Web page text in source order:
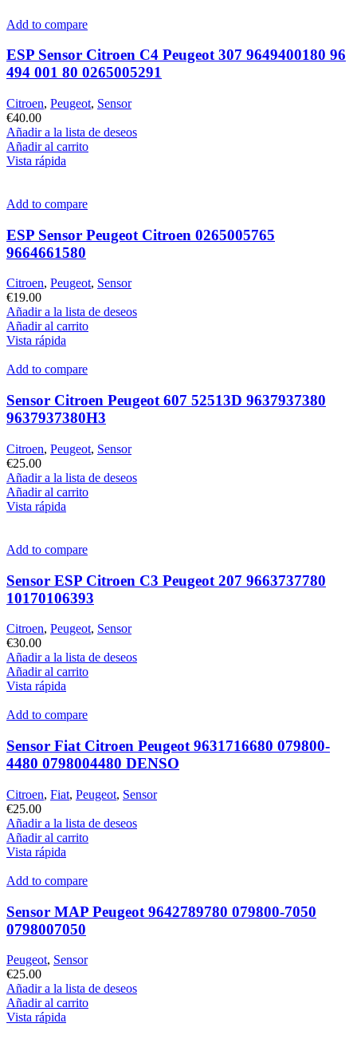
Add to compare
ESP Sensor Citroen C4 Peugeot 307 9649400180 96
494 001 80 0265005291
Citroen, Peugeot, Sensor
€40.00
Añadir a la lista de deseos
Añadir al carrito
Vista rápida
Add to compare
ESP Sensor Peugeot Citroen 0265005765
9664661580
Citroen, Peugeot, Sensor
€19.00
Añadir a la lista de deseos
Añadir al carrito
Vista rápida
Add to compare
Sensor Citroen Peugeot 607 52513D 9637937380
9637937380H3
Citroen, Peugeot, Sensor
€25.00
Añadir a la lista de deseos
Añadir al carrito
Vista rápida
Add to compare
Sensor ESP Citroen C3 Peugeot 207 9663737780
10170106393
Citroen, Peugeot, Sensor
€30.00
Añadir a la lista de deseos
Añadir al carrito
Vista rápida
Add to compare
Sensor Fiat Citroen Peugeot 9631716680 079800-
4480 0798004480 DENSO
Citroen, Fiat, Peugeot, Sensor
€25.00
Añadir a la lista de deseos
Añadir al carrito
Vista rápida
Add to compare
Sensor MAP Peugeot 9642789780 079800-7050
0798007050
Peugeot, Sensor
€25.00
Añadir a la lista de deseos
Añadir al carrito
Vista rápida